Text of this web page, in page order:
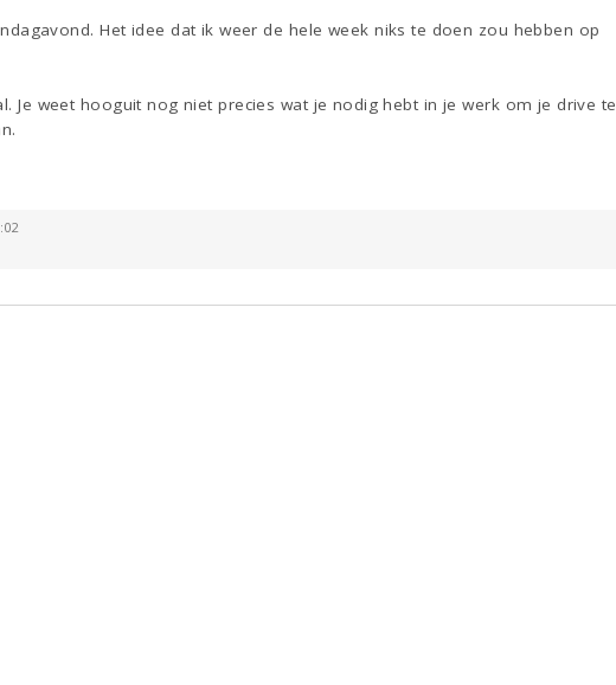
Het idee dat ik weer de hele week niks te doen zou hebben op
Je weet hooguit nog niet precies wat je nodig hebt in je werk om je drive te